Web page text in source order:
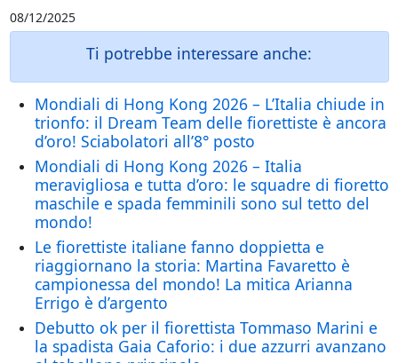
08/12/2025
Ti potrebbe interessare anche:
Mondiali di Hong Kong 2026 – L’Italia chiude in
trionfo: il Dream Team delle fiorettiste è ancora
d’oro! Sciabolatori all’8° posto
Mondiali di Hong Kong 2026 – Italia
meravigliosa e tutta d’oro: le squadre di fioretto
maschile e spada femminili sono sul tetto del
mondo!
Le fiorettiste italiane fanno doppietta e
riaggiornano la storia: Martina Favaretto è
campionessa del mondo! La mitica Arianna
Errigo è d’argento
Debutto ok per il fiorettista Tommaso Marini e
la spadista Gaia Caforio: i due azzurri avanzano